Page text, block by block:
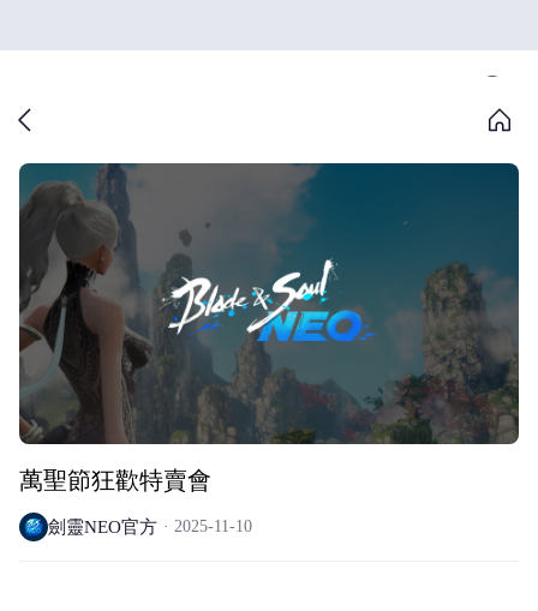
萬聖節狂歡特賣會
劍靈NEO官方 2025-11-10